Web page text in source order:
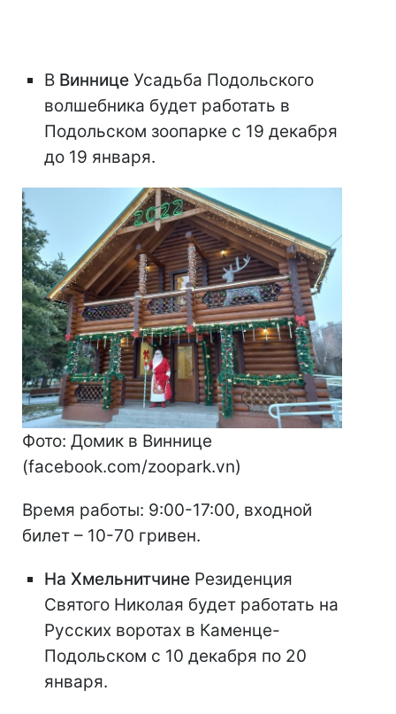
В Виннице Усадьба Подольского
волшебника будет работать в
Подольском зоопарке с 19 декабря
до 19 января.
Фото: Домик в Виннице
(facebook.com/zoopark.vn)
Время работы: 9:00-17:00, входной
билет – 10-70 гривен.
На Хмельнитчине Резиденция
Святого Николая будет работать на
Русских воротах в Каменце-
Подольском с 10 декабря по 20
января.